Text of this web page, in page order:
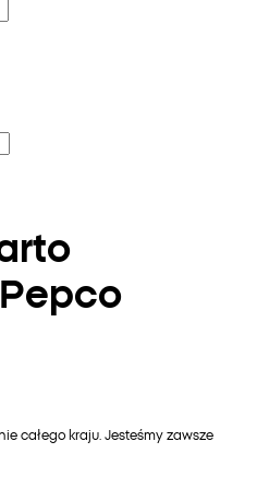
całego kraju. Jesteśmy zawsze